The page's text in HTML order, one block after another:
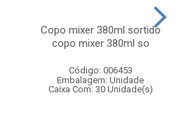
Copo mixer 380ml sortido
copo mixer 380ml so
Código: 006453
Embalagem: Unidade
Caixa Com: 30 Unidade(s)